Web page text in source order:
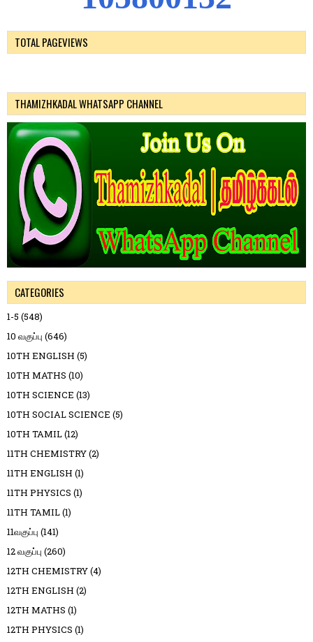
TOTAL PAGEVIEWS
THAMIZHKADAL WHATSAPP CHANNEL
CATEGORIES
1-5 (548)
10 வகுப்பு (646)
10TH ENGLISH (5)
10TH MATHS (10)
10TH SCIENCE (13)
10TH SOCIAL SCIENCE (5)
10TH TAMIL(12)
11TH CHEMISTRY(2)
11TH ENGLISH (1)
11TH PHYSICS (1)
11TH TAMIL(1)
11வகுப்பு (141)
12 வகுப்பு (260)
12TH CHEMISTRY(4)
12TH ENGLISH (2)
12TH MATHS (1)
12TH PHYSICS (1)